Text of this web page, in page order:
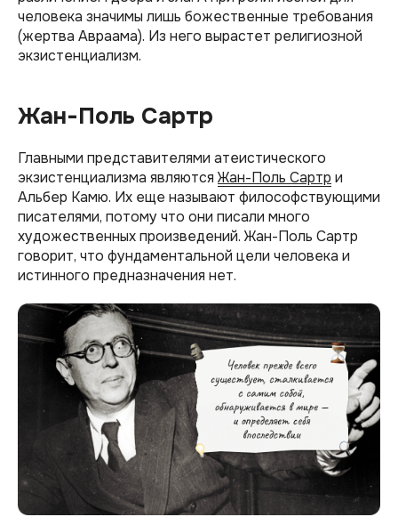
человека значимы лишь божественные требования
(жертва Авраама). Из него вырастет религиозной
экзистенциализм.
Жан-Поль Сартр
Главными представителями атеистического
экзистенциализма являются Жан-Поль Сартр и
Альбер Камю. Их еще называют философствующими
писателями, потому что они писали много
художественных произведений. Жан-Поль Сартр
говорит, что фундаментальной цели человека и
истинного предназначения нет.